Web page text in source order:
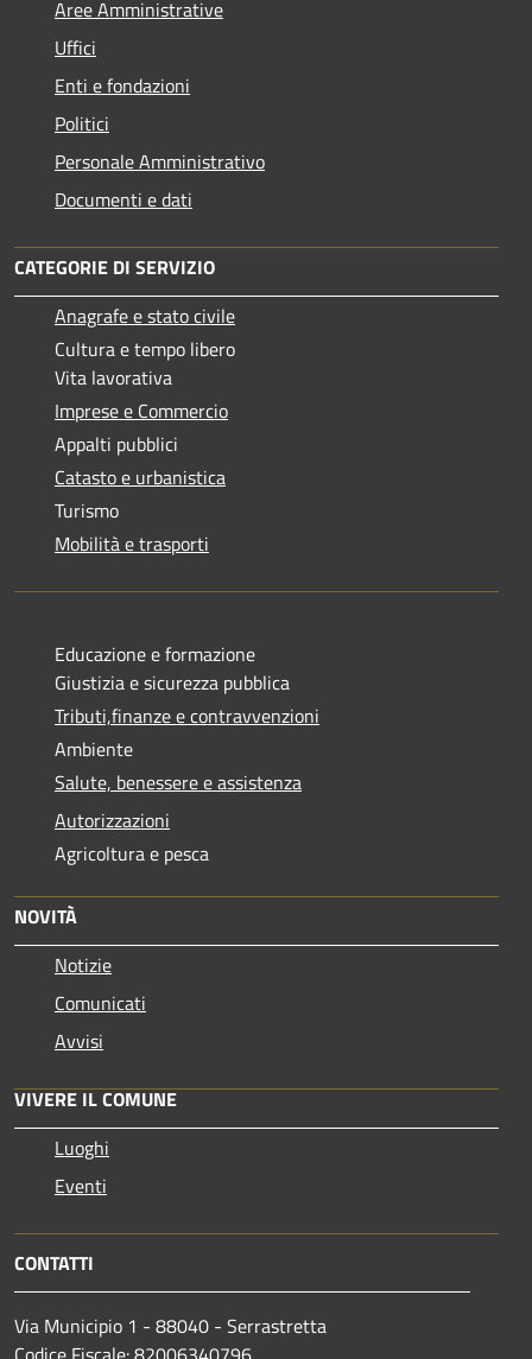
Aree Amministrative
Uffici
Enti e fondazioni
Politici
Personale Amministrativo
Documenti e dati
CATEGORIE DI SERVIZIO
Anagrafe e stato civile
Cultura e tempo libero
Vita lavorativa
Imprese e Commercio
Appalti pubblici
Catasto e urbanistica
Turismo
Mobilità e trasporti
Educazione e formazione
Giustizia e sicurezza pubblica
Tributi,finanze e contravvenzioni
Ambiente
Salute, benessere e assistenza
Autorizzazioni
Agricoltura e pesca
NOVITÀ
Notizie
Comunicati
Avvisi
VIVERE IL COMUNE
Luoghi
Eventi
CONTATTI
Via Municipio 1 - 88040 - Serrastretta